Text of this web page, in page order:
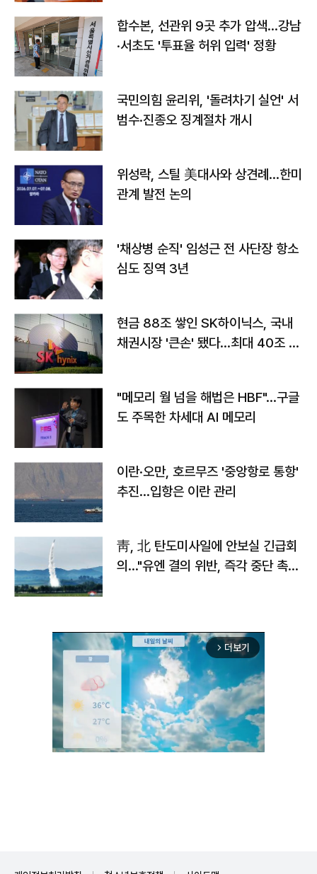
합수본, 선관위 9곳 추가 압색…강남
·서초도 '투표율 허위 입력' 정황
국민의힘 윤리위, '돌려차기 실언' 서
범수·진종오 징계절차 개시
위성락, 스틸 美대사와 상견례…한미
관계 발전 논의
'채상병 순직' 임성근 전 사단장 항소
심도 징역 3년
현금 88조 쌓인 SK하이닉스, 국내
채권시장 '큰손' 됐다…최대 40조 투
"메모리 월 넘을 해법은 HBF"…구글
도 주목한 차세대 AI 메모리
이란·오만, 호르무즈 '중앙항로 통항'
추진…입항은 이란 관리
靑, 北 탄도미사일에 안보실 긴급회
의…"유엔 결의 위반, 즉각 중단 촉
arrow_forward_ios 더보기